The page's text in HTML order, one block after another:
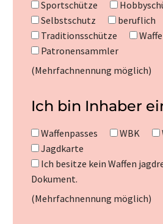
Sportschütze
Selbstschutz
beruflich
Traditionsschütze
Patronensammler
(Mehrfachnennung möglich)
Ich bin Inhaber
Waffenpasses WBK
Jagdkarte
Ich besitze kein Waffen
Dokument.
(Mehrfachnennung möglich)